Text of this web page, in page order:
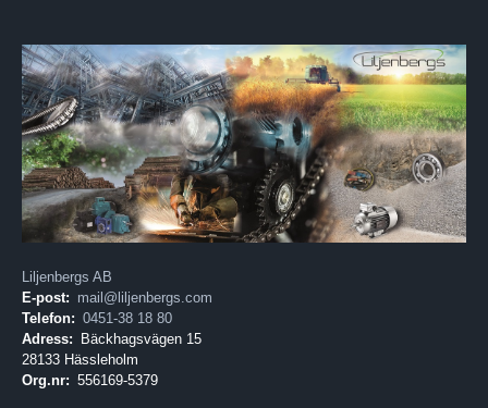
Liljenbergs AB
E-post: mail@liljenbergs.com
Telefon: 0451-38 18 80
Adress:
Bäckhagsvägen 15
28133 Hässleholm
Org.nr: 556169-5379